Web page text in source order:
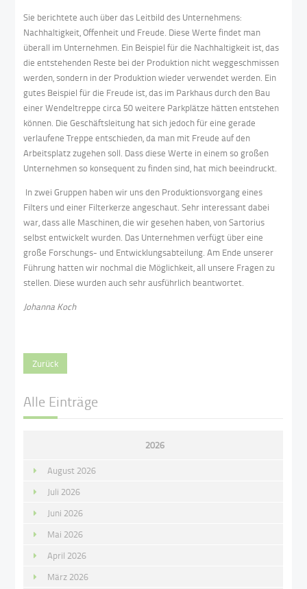
Sie berichtete auch über das Leitbild des Unternehmens:
Nachhaltigkeit, Offenheit und Freude. Diese Werte findet man
überall im Unternehmen. Ein Beispiel für die Nachhaltigkeit ist, das
die entstehenden Reste bei der Produktion nicht weggeschmissen
werden, sondern in der Produktion wieder verwendet werden. Ein
gutes Beispiel für die Freude ist, das im Parkhaus durch den Bau
einer Wendeltreppe circa 50 weitere Parkplätze hätten entstehen
können. Die Geschäftsleitung hat sich jedoch für eine gerade
verlaufene Treppe entschieden, da man mit Freude auf den
Arbeitsplatz zugehen soll. Dass diese Werte in einem so großen
Unternehmen so konsequent zu finden sind, hat mich beeindruckt.
In zwei Gruppen haben wir uns den Produktionsvorgang eines
Filters und einer Filterkerze angeschaut. Sehr interessant dabei
war, dass alle Maschinen, die wir gesehen haben, von Sartorius
selbst entwickelt wurden. Das Unternehmen verfügt über eine
große Forschungs- und Entwicklungsabteilung. Am Ende unserer
Führung hatten wir nochmal die Möglichkeit, all unsere Fragen zu
stellen. Diese wurden auch sehr ausführlich beantwortet.
Johanna Koch
Zurück
Alle Einträge
2026
August 2026
Juli 2026
Juni 2026
Mai 2026
April 2026
März 2026